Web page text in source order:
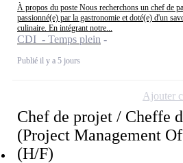
À propos du poste Nous recherchons un chef de
passionné(e) par la gastronomie et doté(e) d'un
culinaire. En intégrant notre...
CDI - Temps plein
Publié il y a 5 jours
Chef de projet / Cheffe
(Project Management
(H/F)
Ajouter